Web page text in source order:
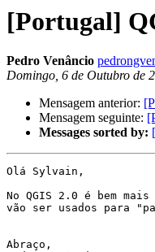
[Portugal]
Pedro Venâncio
Domingo, 6 de Outubro de
Mensagem anterior:
Mensagem seguinte:
Messages sorted by:
Olá Sylvain,
No QGIS 2.0 é bem
vão ser usados para
Abraço,